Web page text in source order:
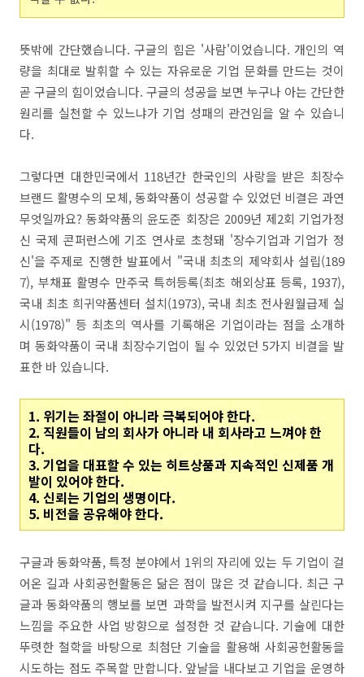
뜻밖에 간단했습니다. 구글의 힘은 '사람'이었습니다. 개인의 역
량을 최대로 발휘할 수 있는 자유로운 기업 문화를 만드는 것이
곧 구글의 힘이었습니다. 구글의 성공을 보면 누구나 아는 간단한
원리를 실천할 수 있느냐가 기업 성패의 관건임을 알 수 있습니
다.
그렇다면 대한민국에서 118년간 한국인의 사랑을 받은 최장수
브랜드 활명수의 모체, 동화약품이 성공할 수 있었던 비결은 과연
무엇일까요? 동화약품의 윤도준 회장은 2009년 제2회 기업가정
신 국제 콘퍼런스에 기조 연사로 초청돼 '장수기업과 기업가 정
신'을 주제로 진행한 발표에서 "국내 최초의 제약회사 설립(189
7), 부채표 활명수 만주국 특허등록(최초 해외상표 등록, 1937),
국내 최초 희귀약품센터 설치(1973), 국내 최초 전사원월급제 실
시(1978)" 등 최초의 역사를 기록해온 기업이라는 점을 소개하
며 동화약품이 국내 최장수기업이 될 수 있었던 5가지 비결을 발
표한 바 있습니다.
1. 위기는 좌절이 아니라 극복되어야 한다.
2. 직원들이 남의 회사가 아니라 내 회사라고 느껴야 한
다.
3. 기업을 대표할 수 있는 히트상품과 지속적인 신제품 개
발이 있어야 한다.
4. 신뢰는 기업의 생명이다.
5. 비전을 공유해야 한다.
구글과 동화약품, 특정 분야에서 1위의 자리에 있는 두 기업이 걸
어온 길과 사회공헌활동은 닮은 점이 많은 것 같습니다. 최근 구
글과 동화약품의 행보를 보면 과학을 발전시켜 지구를 살린다는
느낌을 주요한 사업 방향으로 설정한 것 같습니다. 기술에 대한
뚜렷한 철학을 바탕으로 최첨단 기술을 활용해 사회공헌활동을
시도하는 점도 주목할 만합니다. 앞날을 내다보고 기업을 운영하